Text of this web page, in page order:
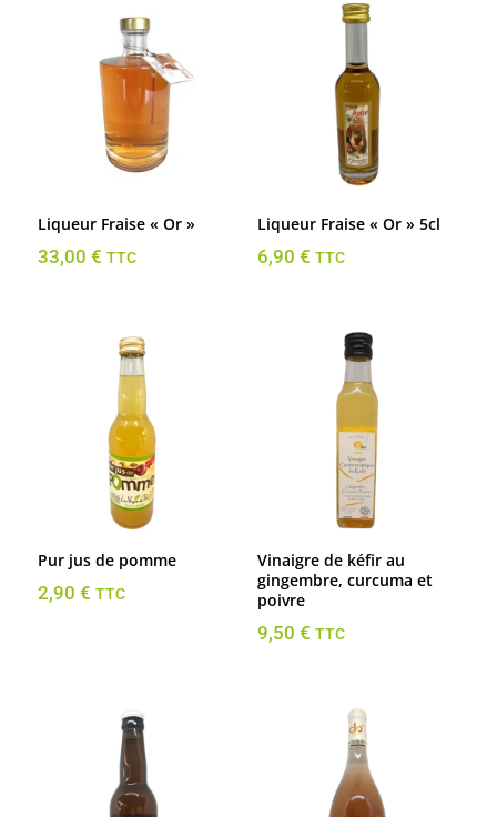
Liqueur Fraise « Or »
33,00 € TTC
Liqueur Fraise « Or » 5cl
6,90 € TTC
Pur jus de pomme
2,90 € TTC
Vinaigre de kéfir au
gingembre, curcuma et
poivre
9,50 € TTC